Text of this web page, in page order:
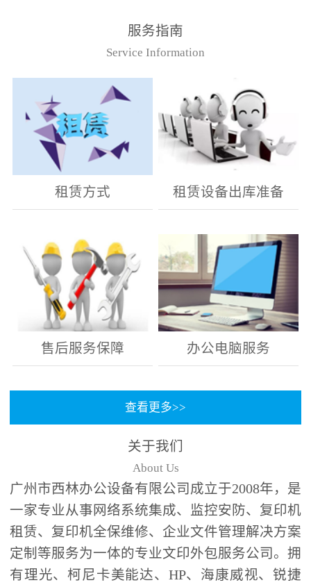
服务指南
Service Information
租赁方式 租赁设备出库准备
售后服务保障 办公电脑服务
查看更多>>
关于我们
About Us
广州市西林办公设备有限公司成立于2008年，是
一家专业从事网络系统集成、监控安防、复印机
租赁、复印机全保维修、企业文件管理解决方案
定制等服务为一体的专业文印外包服务公司。拥
有理光、柯尼卡美能达、HP、海康威视、锐捷